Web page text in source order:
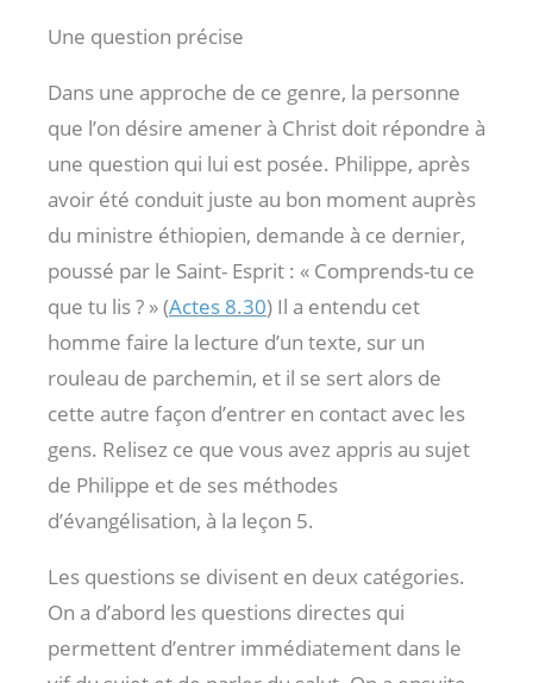
Une question précise
Dans une approche de ce genre, la personne
que l’on désire amener à Christ doit répondre à
une question qui lui est posée. Philippe, après
avoir été conduit juste au bon moment auprès
du ministre éthiopien, demande à ce dernier,
poussé par le Saint- Esprit : « Comprends-tu ce
que tu lis ? » (Actes 8.30) Il a entendu cet
homme faire la lecture d’un texte, sur un
rouleau de parchemin, et il se sert alors de
cette autre façon d’entrer en contact avec les
gens. Relisez ce que vous avez appris au sujet
de Philippe et de ses méthodes
d’évangélisation, à la leçon 5.
Les questions se divisent en deux catégories.
On a d’abord les questions directes qui
permettent d’entrer immédiatement dans le